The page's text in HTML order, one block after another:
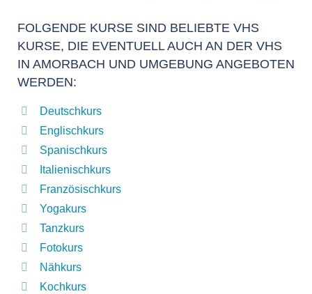
FOLGENDE KURSE SIND BELIEBTE VHS
KURSE, DIE EVENTUELL AUCH AN DER VHS
IN AMORBACH UND UMGEBUNG ANGEBOTEN
WERDEN:
Deutschkurs
Englischkurs
Spanischkurs
Italienischkurs
Französischkurs
Yogakurs
Tanzkurs
Fotokurs
Nähkurs
Kochkurs